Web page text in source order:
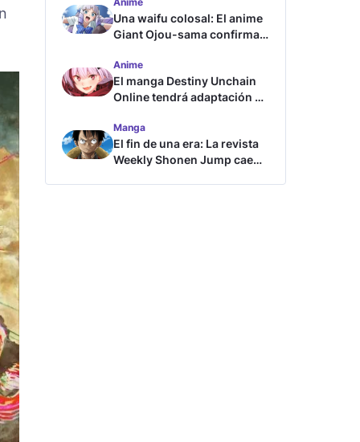
Una waifu colosal: El anime
Giant Ojou-sama confirma
Anime
El manga Destiny Unchain
Online tendrá adaptación al
Manga
El fin de una era: La revista
Weekly Shonen Jump cae